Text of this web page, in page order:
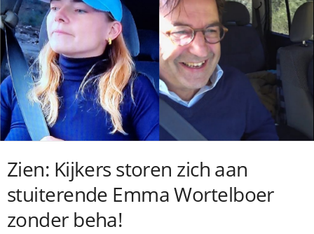
Zien: Kijkers storen zich aan
stuiterende Emma Wortelboer
zonder beha!